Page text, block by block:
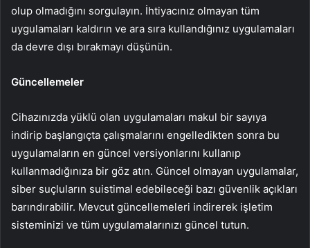
olup olmadığını sorgulayın. İhtiyacınız olmayan tüm
uygulamaları kaldırın ve ara sıra kullandığınız uygulamaları
da devre dışı bırakmayı düşünün.
Güncellemeler
Cihazınızda yüklü olan uygulamaları makul bir sayıya
indirip başlangıçta çalışmalarını engelledikten sonra bu
uygulamaların en güncel versiyonlarını kullanıp
kullanmadığınıza bir göz atın. Güncel olmayan uygulamalar,
siber suçluların suistimal edebileceği bazı güvenlik açıkları
barındırabilir. Mevcut güncellemeleri indirerek işletim
sisteminizi ve tüm uygulamalarınızı güncel tutun.